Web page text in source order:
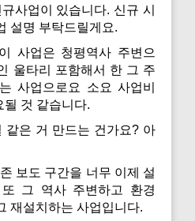
사업이 있습니다. 신규 시
설명 부탁드릴게요.
사업은 청평역사 주변으
울타리 포함해서 한 그 주
사업으로요 소요 사업비
될 것 같습니다.
같은 거 만드는 건가요? 아
보도 구간을 너무 이제 설
그 역사 주변하고 환경
재설치하는 사업입니다.